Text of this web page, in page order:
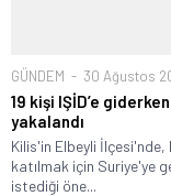
GÜNDEM 30 Ağustos
19 kişi IŞİD’e giderken
yakalandı
Kilis'in Elbeyli İlçesi'nde,
katılmak için Suriye'ye
istediği öne...